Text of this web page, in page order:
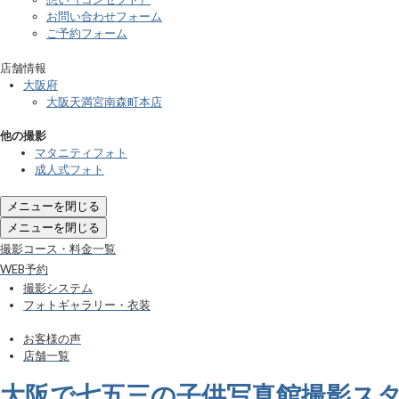
お問い合わせフォーム
ご予約フォーム
店舗情報
大阪府
大阪天満宮南森町本店
他の撮影
マタニティフォト
成人式フォト
メニューを閉じる
メニューを閉じる
撮影コース・料金一覧
WEB予約
撮影システム
フォトギャラリー・衣装
お客様の声
店舗一覧